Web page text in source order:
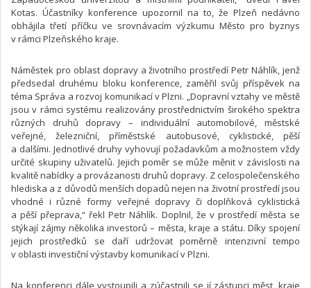
Kotas. Účastníky konference upozornil na to, že Plzeň nedávno
obhájila třetí příčku ve srovnávacím výzkumu Město pro byznys
v rámci Plzeňského kraje.
Náměstek pro oblast dopravy a životního prostředí Petr Náhlík, jenž
předsedal druhému bloku konference, zaměřil svůj příspěvek na
téma Správa a rozvoj komunikací v Plzni. „Dopravní vztahy ve městě
jsou v rámci systému realizovány prostřednictvím širokého spektra
různých druhů dopravy – individuální automobilové, městské
veřejné, železniční, příměstské autobusové, cyklistické, pěší
a dalšími. Jednotlivé druhy vyhovují požadavkům a možnostem vždy
určité skupiny uživatelů. Jejich poměr se může měnit v závislosti na
kvalitě nabídky a provázanosti druhů dopravy. Z celospolečenského
hlediska a z důvodů menších dopadů nejen na životní prostředí jsou
vhodné i různé formy veřejné dopravy či doplňková cyklistická
a pěší přeprava,“ řekl Petr Náhlík. Doplnil, že v prostředí města se
stýkají zájmy několika investorů – města, kraje a státu. Díky spojení
jejich prostředků se daří udržovat poměrně intenzivní tempo
v oblasti investiční výstavby komunikací v Plzni.
Na konferenci dále vystoupili a zúčastnili se jí zástupci měst, kraje